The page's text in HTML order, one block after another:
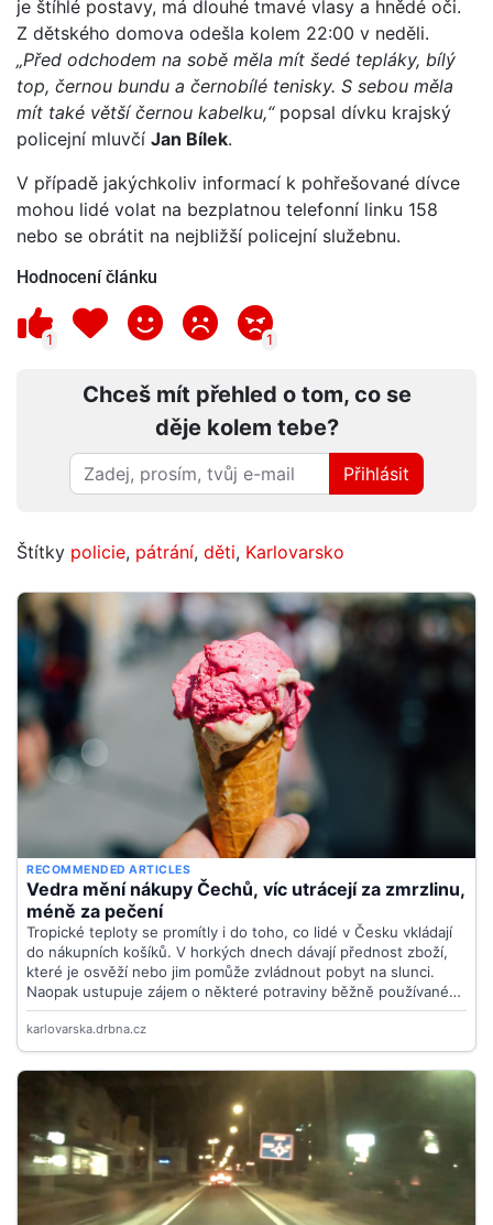
je štíhlé postavy, má dlouhé tmavé vlasy a hnědé oči.
Z dětského domova odešla kolem 22:00 v neděli.
„Před odchodem na sobě měla mít šedé tepláky, bílý
top, černou bundu a černobílé tenisky. S sebou měla
mít také větší černou kabelku,“popsal dívku krajský
policejní mluvčí Jan Bílek.
V případě jakýchkoliv informací k pohřešované dívce
mohou lidé volat na bezplatnou telefonní linku 158
nebo se obrátit na nejbližší policejní služebnu.
Hodnocení článku
1 1
Chceš mít přehled o tom, co se
děje kolem tebe?
Přihlásit
Štítky policie, pátrání, děti, Karlovarsko